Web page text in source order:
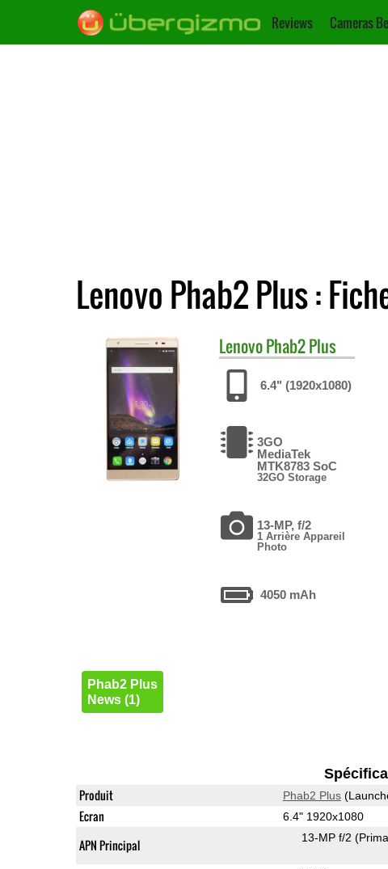
Reviews Cameras
Lenovo Phab2 Plus :
LenovoPhab2 Plus
6.4" (1920x1080)
3GO
MediaTek
MTK8783 SoC
32GO Storage
13-MP, f/2
1 Arrière Appareil
Photo
4050 mAh
Phab2 Plus
News (1)
Produit Phab2 Plus
Ecran 6.4" 1920x1080
APN Principal 13-MP f/2